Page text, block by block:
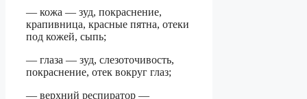
— кожа — зуд, покраснение,
крапивница, красные пятна, отеки
под кожей, сыпь;
— глаза — зуд, слезоточивость,
покраснение, отек вокруг глаз;
— верхний респиратор —